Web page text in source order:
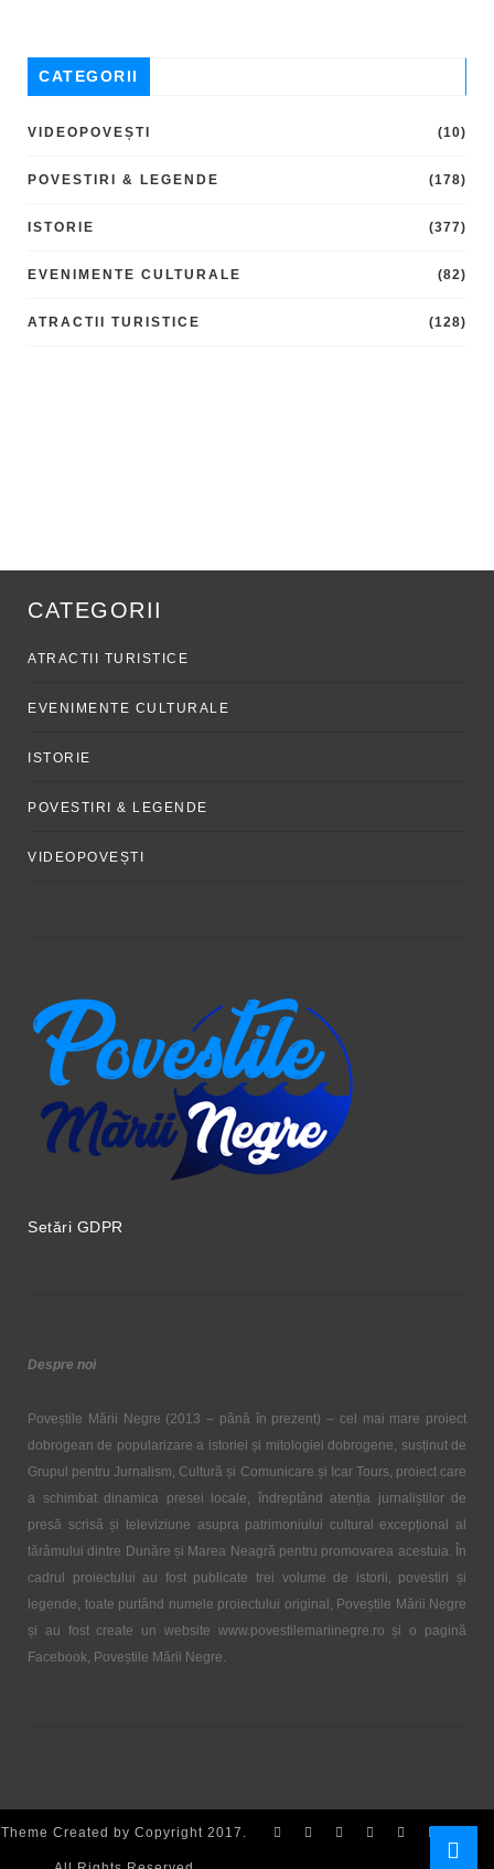
CATEGORII
VIDEOPOVEȘTI (10)
POVESTIRI & LEGENDE (178)
ISTORIE (377)
EVENIMENTE CULTURALE (82)
ATRACTII TURISTICE (128)
CATEGORII
ATRACTII TURISTICE
EVENIMENTE CULTURALE
ISTORIE
POVESTIRI & LEGENDE
VIDEOPOVEȘTI
Setări GDPR
Despre noi
Poveștile Mării Negre (2013 – până în prezent) – cel mai mare proiect
dobrogean de popularizare a istoriei și mitologiei dobrogene, susținut de
Grupul pentru Jurnalism, Cultură și Comunicare și Icar Tours, proiect care
a schimbat dinamica presei locale, îndreptând atenția jurnaliștilor de
presă scrisă și televiziune asupra patrimoniului cultural excepțional al
tărâmului dintre Dunăre și Marea Neagră pentru promovarea acestuia. În
cadrul proiectului au fost publicate trei volume de istorii, povestiri și
legende, toate purtând numele proiectului original, Poveștile Mării Negre
și au fost create un website www.povestilemariinegre.ro și o pagină
Facebook, Poveștile Mării Negre.
Theme Created by Copyright 2017.